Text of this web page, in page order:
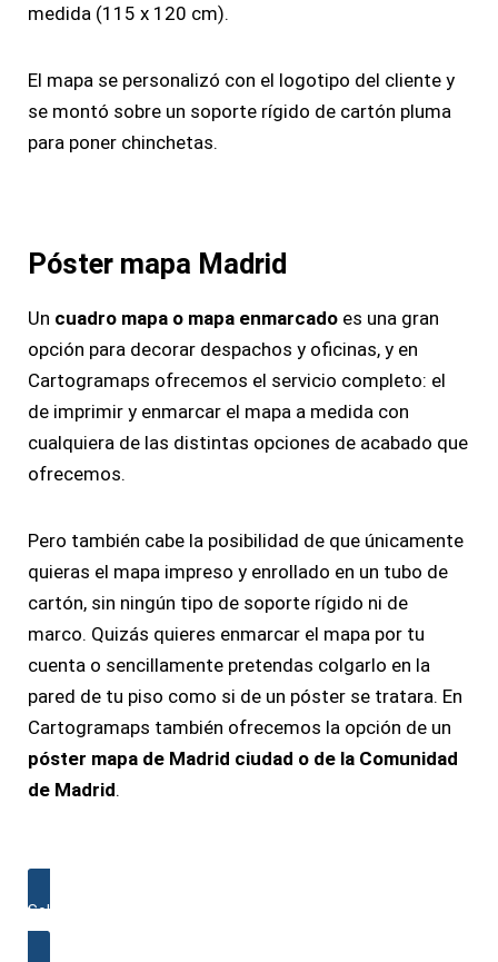
medida (115 x 120 cm).
El mapa se personalizó con el logotipo del cliente y
se montó sobre un soporte rígido de cartón pluma
para poner chinchetas.
Póster mapa Madrid
Un cuadro mapa o mapa enmarcado es una gran
opción para decorar despachos y oficinas, y en
Cartogramaps ofrecemos el servicio completo: el
de imprimir y enmarcar el mapa a medida con
cualquiera de las distintas opciones de acabado que
ofrecemos.
Pero también cabe la posibilidad de que únicamente
quieras el mapa impreso y enrollado en un tubo de
cartón, sin ningún tipo de soporte rígido ni de
marco. Quizás quieres enmarcar el mapa por tu
cuenta o sencillamente pretendas colgarlo en la
pared de tu piso como si de un póster se tratara. En
Cartogramaps también ofrecemos la opción de un
póster mapa de Madrid ciudad o de la Comunidad
de Madrid.
Solicita presupuesto para un
Cuadro mapa de Madrid personalizado